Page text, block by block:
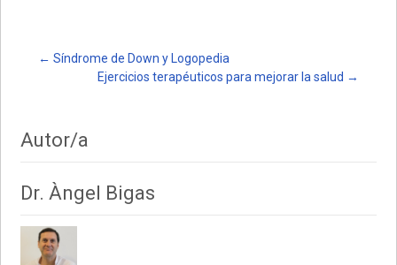
Post
navigation
← Síndrome de Down y Logopedia
Ejercicios terapéuticos para mejorar la salud →
Autor/a
Dr. Àngel Bigas